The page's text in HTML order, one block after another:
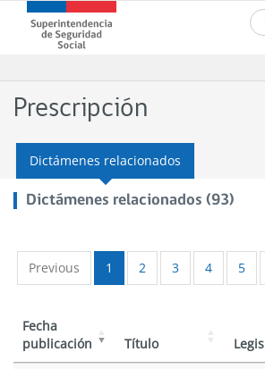
contenido
Superintendencia
de
(SUSESO)
-
de
Chile
Prescripción
Dictámenes relacionados
Dictámenes relacionados (93)
Previous 1 2 3 4 5
Fecha
publicación
Título